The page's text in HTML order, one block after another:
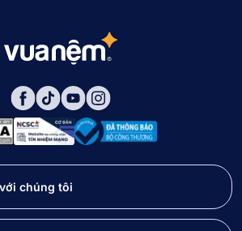
chúng tôi